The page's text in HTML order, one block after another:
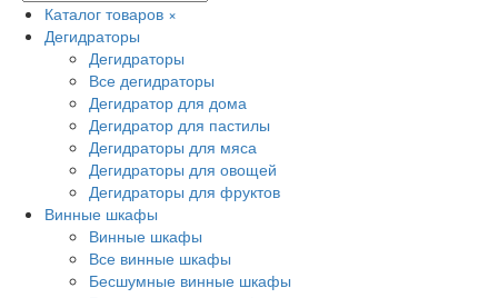
Каталог товаров ×
Дегидраторы
Дегидраторы
Все дегидраторы
Дегидратор для дома
Дегидратор для пастилы
Дегидраторы для мяса
Дегидраторы для овощей
Дегидраторы для фруктов
Винные шкафы
Винные шкафы
Все винные шкафы
Бесшумные винные шкафы